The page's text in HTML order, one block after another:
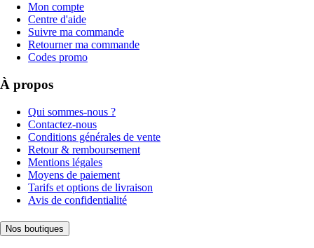
Mon compte
Centre d'aide
Suivre ma commande
Retourner ma commande
Codes promo
À propos
Qui sommes-nous ?
Contactez-nous
Conditions générales de vente
Retour & remboursement
Mentions légales
Moyens de paiement
Tarifs et options de livraison
Avis de confidentialité
Nos boutiques